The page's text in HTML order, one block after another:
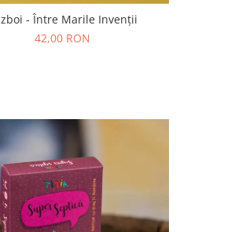
- Între Marile Invenții
42,00 RON